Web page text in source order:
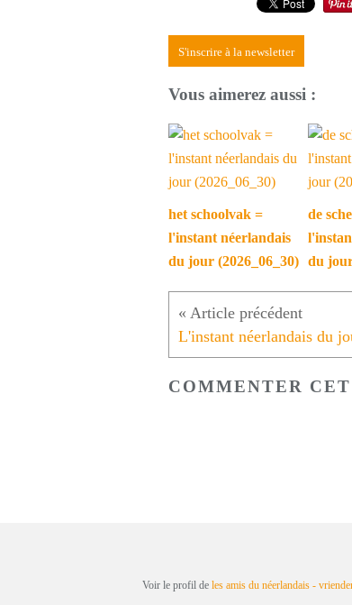
S'inscrire à la newsletter
Vous aimerez aussi :
het schoolvak =
l'instant néerlandais
du jour (2026_06_30)
de
du
COMMENTER
Voir le profil de les amis du néerlandais -